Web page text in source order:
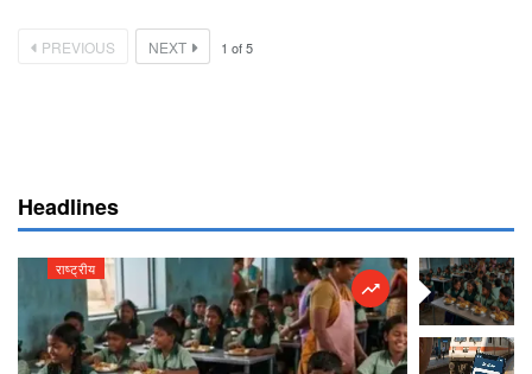
PREVIOUS NEXT 1 of5
Headlines
राष्ट्रीय राष्ट्रीय